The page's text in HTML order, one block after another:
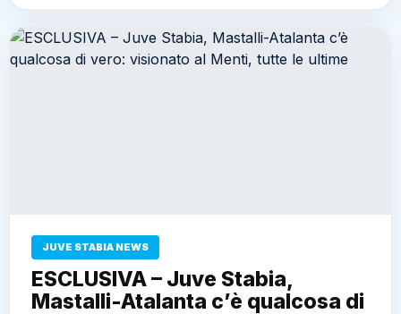
JUVE STABIA NEWS
ESCLUSIVA – Juve Stabia,
Mastalli-Atalanta c’è qualcosa di